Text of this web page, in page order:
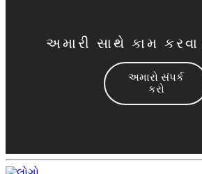
અમારી સાથે કામ કરવા
અમારો સંપર્ક
કરો